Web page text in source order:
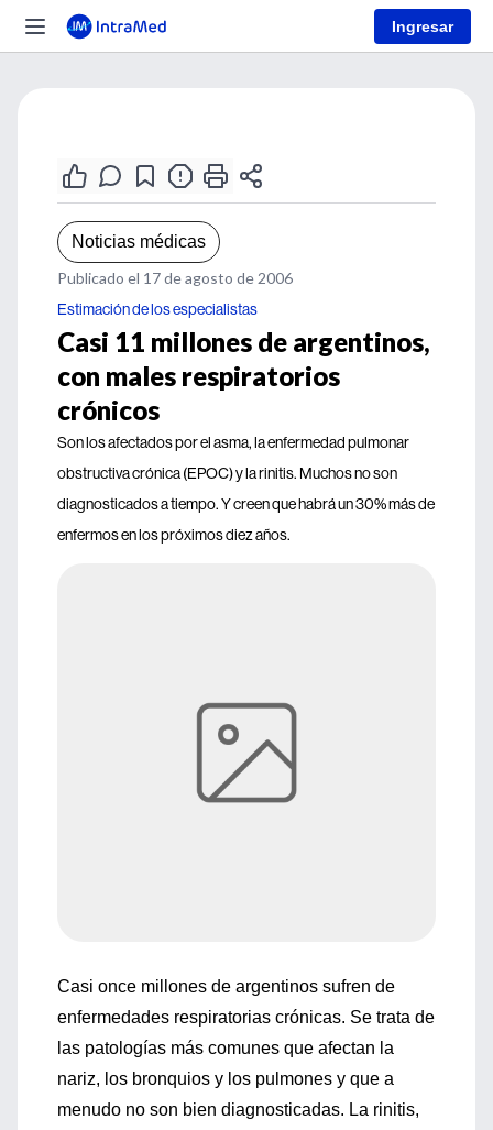
Ingresar
Noticias médicas
Publicado el 17 de agosto de 2006
Estimación de los especialistas
Casi 11 millones de argentinos,
con males respiratorios
crónicos
Son los afectados por el asma, la enfermedad pulmonar
obstructiva crónica (EPOC) y la rinitis. Muchos no son
diagnosticados a tiempo. Y creen que habrá un 30% más de
enfermos en los próximos diez años.
Casi once millones de argentinos sufren de
enfermedades respiratorias crónicas. Se trata de
las patologías más comunes que afectan la
nariz, los bronquios y los pulmones y que a
menudo no son bien diagnosticadas. La rinitis,